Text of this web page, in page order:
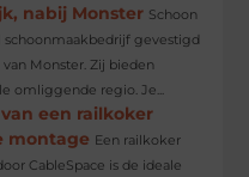
nabij Monster Schoon
schoonmaakbedrijf gevestigd
Monster. Zij bieden
omliggende regio. Je...
een railkoker
montage Een railkoker
CableSpace is de ideale